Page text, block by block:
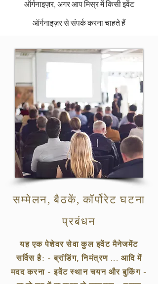
ऑर्गनाइज़र, अगर आप मिस्र में किसी इवेंट
ऑर्गनाइज़र से संपर्क करना चाहते हैं
सम्मेलन, बैठकें, कॉर्पोरेट घटना
प्रबंधन
यह एक पेशेवर सेवा कुल इवेंट मैनेजमेंट
सर्विस है: - ब्रांडिंग, निमंत्रण ... आदि में
मदद करना - इवेंट स्थान चयन और बुकिंग -